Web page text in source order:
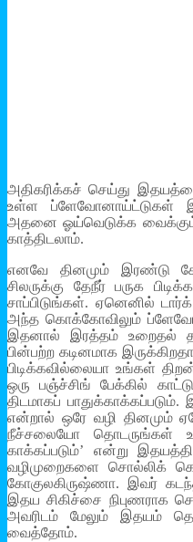
அதிகரிக்கச் செய்து
உள்ள ப்ளேவோனாய்ட்டுகள்
அதனை ஓய்வெடுக்க
காத்திடலாம்.
எனவே தினமும் இரண்டு
சிலருக்கு தேநீர் பருக
சாப்பிடுங்கள். ஏனெனில்
அந்த கொக்கோவிலும்
இதனால் இரத்தம் உறைதல்
பின்பற்ற கடினமாக
பிடிக்கவில்லையா உங்கள்
ஒரு பஞ்ச்சிங் பேக்கில்
திடமாகப்
என்றால் ஒரே வழி தினமும்
நீச்சலையோ தொடருங்கள்
காக்கப்படும்’ என்று
வழிமுறைகளை சொல்லிக்
கோகுலகிருஷ்ணா. இவர்
இதய சிகிச்சை நிபுணராக
அவரிடம் மேலும் இதயம்
வைத்தோம்.